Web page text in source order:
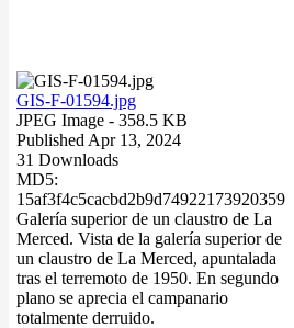
GIS-F-01594.jpg
JPEG Image - 358.5 KB
Published Apr 13, 2024
31 Downloads
MD5:
15af3f4c5cacbd2b9d74922173920359
Galería superior de un claustro de La
Merced. Vista de la galería superior de
un claustro de La Merced, apuntalada
tras el terremoto de 1950. En segundo
plano se aprecia el campanario
totalmente derruido.